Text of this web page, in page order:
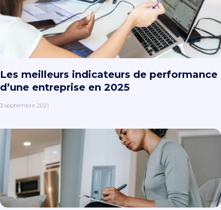
Les meilleurs indicateurs de performance
d’une entreprise en 2025
3 septembre 2021